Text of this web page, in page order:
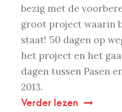
bezig met de
groot project waarin
staat! ’50 dagen op
het project en het
dagen tussen Pasen
2013.
Verder lezen